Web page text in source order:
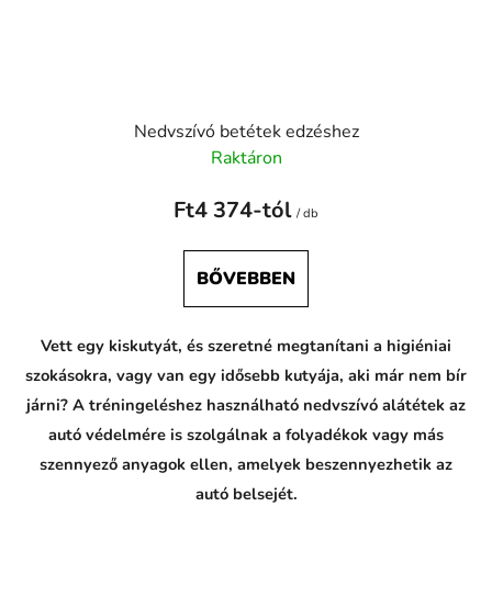
Nedvszívó betétek edzéshez
Raktáron
Ft4 374-tól / db
BŐVEBBEN
Vett egy kiskutyát, és szeretné megtanítani a higiéniai
szokásokra, vagy van egy idősebb kutyája, aki már nem bír
járni? A tréningeléshez használható nedvszívó alátétek az
autó védelmére is szolgálnak a folyadékok vagy más
szennyező anyagok ellen, amelyek beszennyezhetik az
autó belsejét.